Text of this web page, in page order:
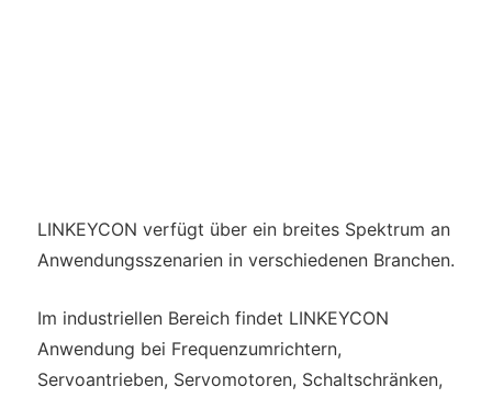
LINKEYCON verfügt über ein breites Spektrum an
Anwendungsszenarien in verschiedenen Branchen.
Im industriellen Bereich findet LINKEYCON
Anwendung bei Frequenzumrichtern,
Servoantrieben, Servomotoren, Schaltschränken,